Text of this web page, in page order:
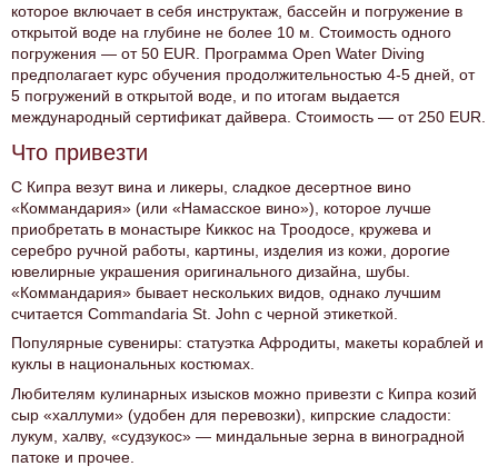
которое включает в себя инструктаж, бассейн и погружение в
открытой воде на глубине не более 10 м. Стоимость одного
погружения — от 50 EUR. Программа Open Water Diving
предполагает курс обучения продолжительностью 4-5 дней, от
5 погружений в открытой воде, и по итогам выдается
международный сертификат дайвера. Стоимость — от 250 EUR.
Что привезти
С Кипра везут вина и ликеры, сладкое десертное вино
«Коммандария» (или «Намасское вино»), которое лучше
приобретать в монастыре Киккос на Троодосе, кружева и
серебро ручной работы, картины, изделия из кожи, дорогие
ювелирные украшения оригинального дизайна, шубы.
«Коммандария» бывает нескольких видов, однако лучшим
считается Commandaria St. John с черной этикеткой.
Популярные сувениры: статуэтка Афродиты, макеты кораблей и
куклы в национальных костюмах.
Любителям кулинарных изысков можно привезти с Кипра козий
сыр «халлуми» (удобен для перевозки), кипрские сладости:
лукум, халву, «судзукос» — миндальные зерна в виноградной
патоке и прочее.